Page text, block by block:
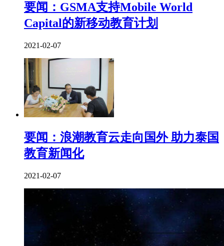
要闻：GSMA支持Mobile World
Capital的新移动教育计划
2021-02-07
要闻：浪潮教育云走向国外 助力泰国
教育新闻化
2021-02-07